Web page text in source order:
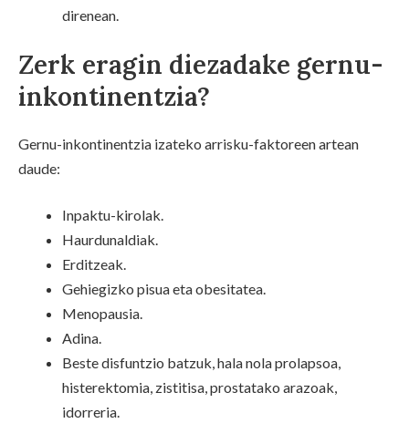
direnean.
Zerk eragin diezadake gernu-
inkontinentzia?
Gernu-inkontinentzia izateko arrisku-faktoreen artean
daude:
Inpaktu-kirolak.
Haurdunaldiak.
Erditzeak.
Gehiegizko pisua eta obesitatea.
Menopausia.
Adina.
Beste disfuntzio batzuk, hala nola prolapsoa,
histerektomia, zistitisa, prostatako arazoak,
idorreria.